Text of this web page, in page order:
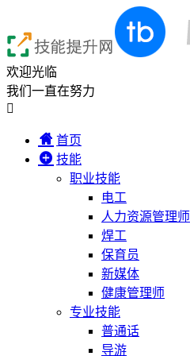
欢迎光临
我们一直在努力

首页
技能
职业技能
电工
人力资源管理师
焊工
保育员
新媒体
健康管理师
专业技能
普通话
导游